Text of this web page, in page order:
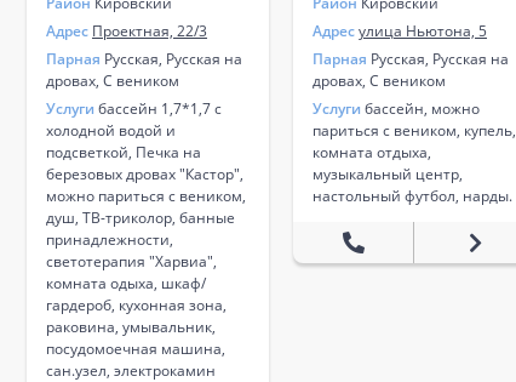
Адрес Проектная, 22/3
Парная Русская, Русская на
дровах, С веником
Услуги бассейн 1,7*1,7 с
холодной водой и
подсветкой, Печка на
березовых дровах "Кастор",
можно париться с веником,
душ, ТВ-триколор, банные
принадлежности,
светотерапия "Харвиа",
комната одыха, шкаф/
гардероб, кухонная зона,
раковина, умывальник,
посудомоечная машина,
сан.узел, электрокамин
Адресулица Ньютона, 5
Парная Русская, Русская на
дровах, С веником
Услуги бассейн, можно
париться с веником, купель,
комната отдыха,
музыкальный центр,
настольный футбол, нарды.